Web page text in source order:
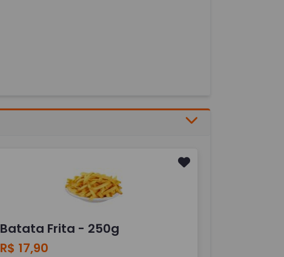
Batata Frita - 250g
R$ 17,90